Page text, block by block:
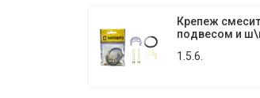
Крепеж
1.5.6.